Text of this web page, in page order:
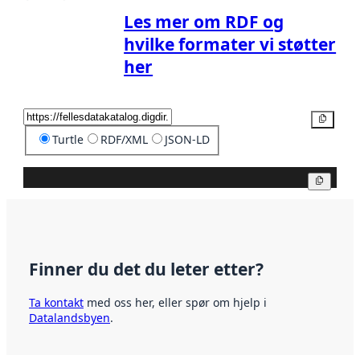
Les mer om RDF og
hvilke formater vi støtter
her
Turtle RDF/XML JSON-LD
Finner du det du leter etter?
Ta kontakt med oss her, eller spør om hjelp i
Datalandsbyen.